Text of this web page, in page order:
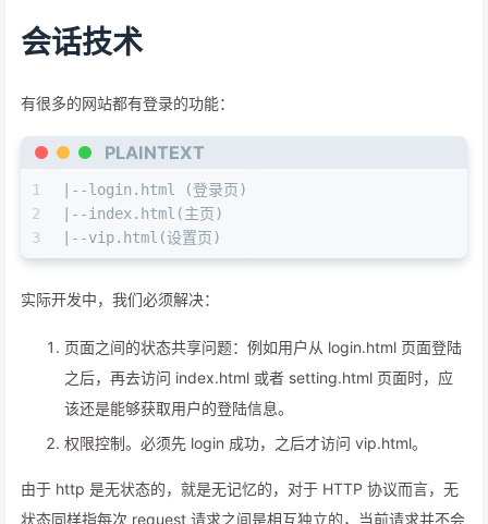
会话技术
有很多的网站都有登录的功能：
PLAINTEXT
1
2
3
|--login.html (登录页)
|--index.html(主页)
|--vip.html(设置页)
实际开发中，我们必须解决：
页面之间的状态共享问题：例如用户从 login.html 页面登陆
之后，再去访问 index.html 或者 setting.html 页面时，应
该还是能够获取用户的登陆信息。
权限控制。必须先 login 成功，之后才访问 vip.html。
由于 http 是无状态的，就是无记忆的，对于 HTTP 协议而言，无
状态同样指每次 request 请求之间是相互独立的，当前请求并不会